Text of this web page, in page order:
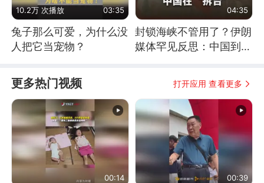
10.2万 次播放 03:35
兔子那么可爱，为什么没
人把它当宠物？
04:35
封锁海峡不管用了？伊朗
媒体罕见反思：中国到底
更多热门视频 打开应用 查看更多
00:14 00:39